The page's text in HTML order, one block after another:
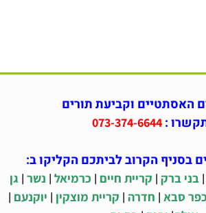
האסתטיים וקביעת תורים
:
073-374-6644
בסניף הקרוב לביתכם הקליקו ב:
| בני ברק | קריית חיים | כרמיאל | נשר | גן
כפר סבא | חדרה | קריית מוצקין | יוקנעם |